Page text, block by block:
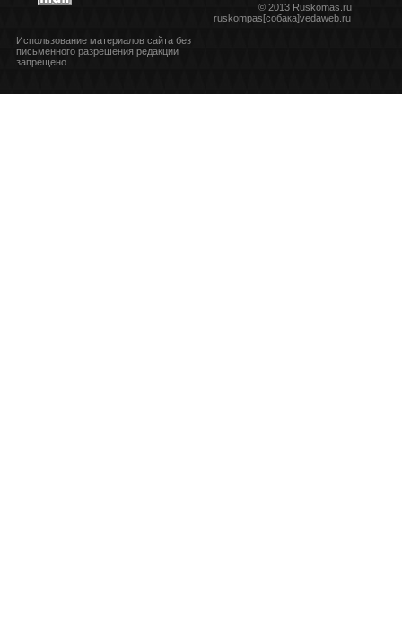
© 2013 Ruskomas.ru
ruskompas[собака]vedaweb.ru
Использование материалов сайта без
письменного разрешения редакции
запрещено